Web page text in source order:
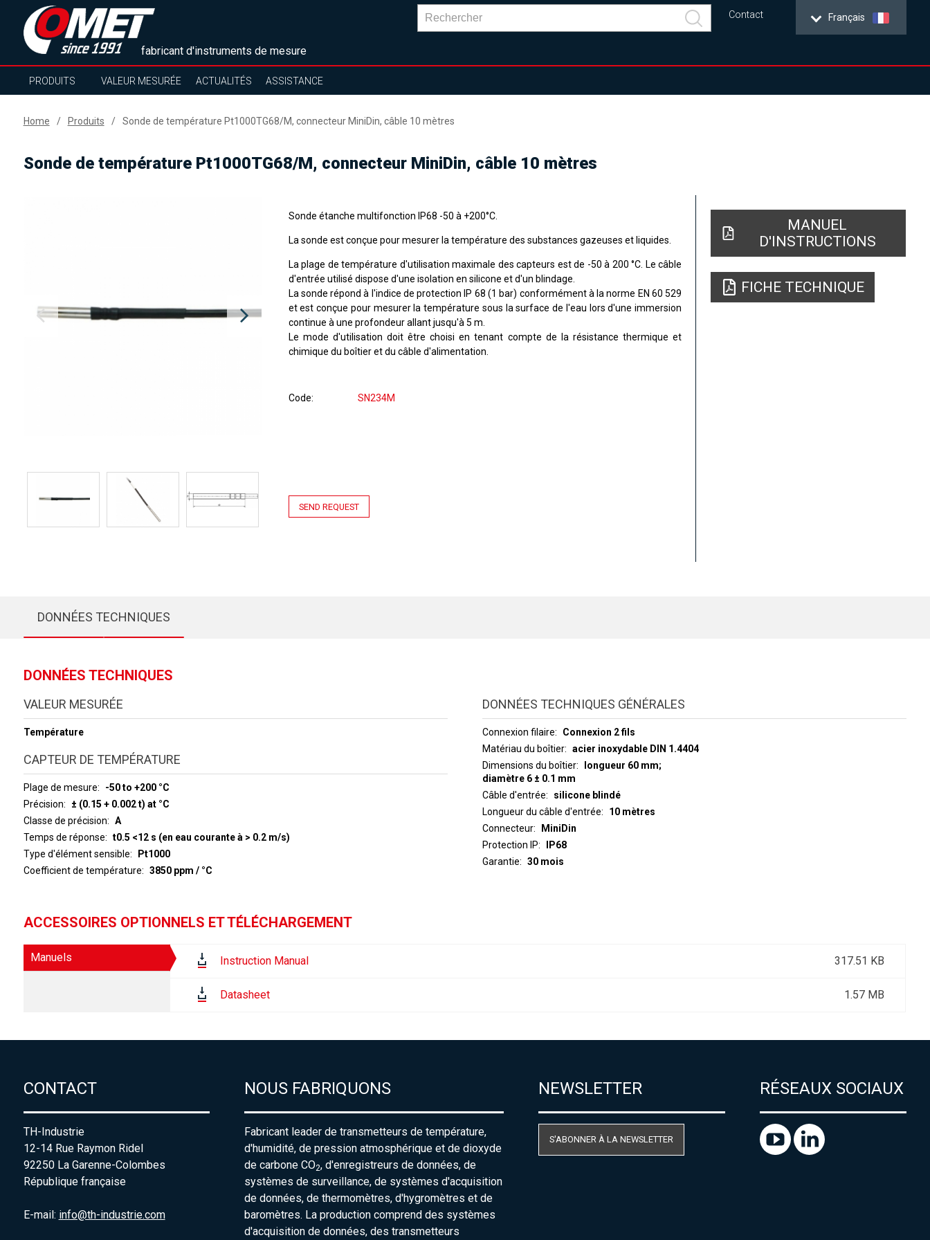
fabricant d'instruments de mesure
Français
Contact
PRODUITS VALEUR MESURÉE ACTUALITÉS ASSISTANCE
Home Produits Sonde de température Pt1000TG68/M, connecteur MiniDin, câble 10 mètres
Sonde de température Pt1000TG68/M, connecteur MiniDin, câble 10 mètres
Sonde étanche multifonction IP68 -50 à +200°C.
La sonde est conçue pour mesurer la température des substances gazeuses et liquides.
La plage de température d'utilisation maximale des capteurs est de -50 à 200 °C. Le câble
d'entrée utilisé dispose d'une isolation en silicone et d'un blindage.
La sonde répond à l'indice de protection IP 68 (1 bar) conformément à la norme EN 60 529
et est conçue pour mesurer la température sous la surface de l'eau lors d'une immersion
continue à une profondeur allant jusqu'à 5 m.
Le mode d'utilisation doit être choisi en tenant compte de la résistance thermique et
chimique du boîtier et du câble d'alimentation.
Code SN234M
SEND REQUEST
MANUEL
D'INSTRUCTIONS
FICHE TECHNIQUE
DONNÉES TECHNIQUES
DONNÉES TECHNIQUES
VALEUR MESURÉE
Température
CAPTEUR DE TEMPÉRATURE
Plage de mesure
-50 to +200 °C
Précision
± (0.15 + 0.002 t) at °C
Classe de précision
A
Temps de réponse
t0.5 <12 s (en eau courante à > 0.2 m/s)
Type d'élément sensible
Pt1000
Coefficient de température
3850 ppm / °C
DONNÉES TECHNIQUES GÉNÉRALES
Connexion filaire
Connexion 2 fils
Matériau du boîtier
acier inoxydable DIN 1.4404
Dimensions du boîtier
longueur 60 mm;
diamètre 6 ± 0.1 mm
Câble d'entrée
silicone blindé
Longueur du câble d'entrée
10 mètres
Connecteur
MiniDin
Protection IP
IP68
Garantie
30 mois
ACCESSOIRES OPTIONNELS ET TÉLÉCHARGEMENT
Manuels Instruction Manual 317.51 KB
Datasheet 1.57 MB
CONTACT
TH-Industrie
12-14 Rue Raymon Ridel
92250 La Garenne-Colombes
République française
E-mail: info@th-industrie.com
NOUS FABRIQUONS
Fabricant leader de transmetteurs de température,
d'humidité, de pression atmosphérique et de dioxyde
de carbone CO2, d'enregistreurs de données, de
systèmes de surveillance, de systèmes d'acquisition
de données, de thermomètres, d'hygromètres et de
baromètres. La production comprend des systèmes
d'acquisition de données, des transmetteurs
NEWSLETTER
S'ABONNER À LA NEWSLETTER
RÉSEAUX SOCIAUX